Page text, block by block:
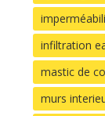
infiltration
mastic de
murs